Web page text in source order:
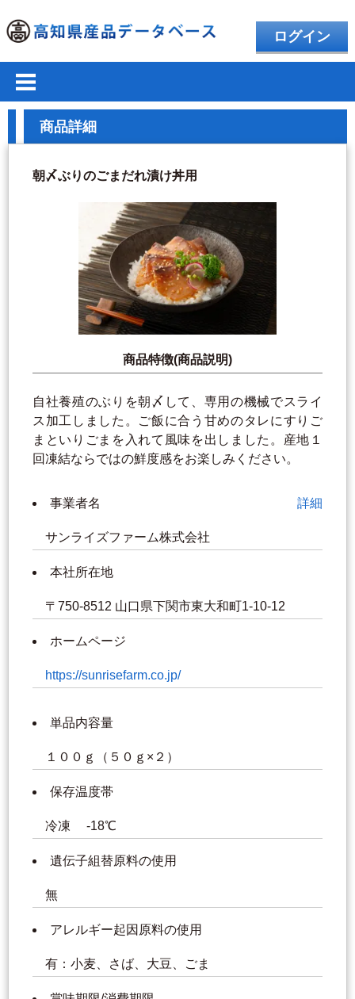
ログイン
商品詳細
朝〆ぶりのごまだれ漬け丼用
商品特徴(商品説明)
自社養殖のぶりを朝〆して、専用の機械でスライ
ス加工しました。ご飯に合う甘めのタレにすりご
まといりごまを入れて風味を出しました。産地１
回凍結ならではの鮮度感をお楽しみください。
事業者名 詳細
サンライズファーム株式会社
本社所在地
〒750-8512 山口県下関市東大和町1-10-12
ホームページ
https://sunrisefarm.co.jp/
単品内容量
１００ｇ（５０ｇ×２）
保存温度帯
冷凍 -18℃
遺伝子組替原料の使用
無
アレルギー起因原料の使用
有：小麦、さば、大豆、ごま